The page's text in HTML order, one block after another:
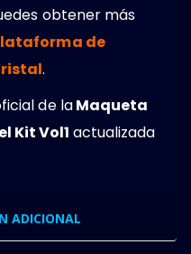
obtener más
de
.
de laMaqueta
Kit Vol1 actualizada
ADICIONAL